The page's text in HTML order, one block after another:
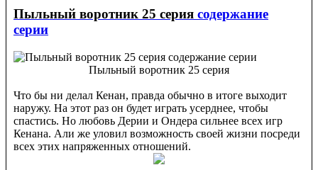
Пыльный воротник 25 серия содержание
серии
Пыльный воротник 25 серия
Что бы ни делал Кенан, правда обычно в итоге выходит
наружу. На этот раз он будет играть усерднее, чтобы
спастись. Но любовь Дерии и Ондера сильнее всех игр
Кенана. Али же уловил возможность своей жизни посреди
всех этих напряженных отношений.